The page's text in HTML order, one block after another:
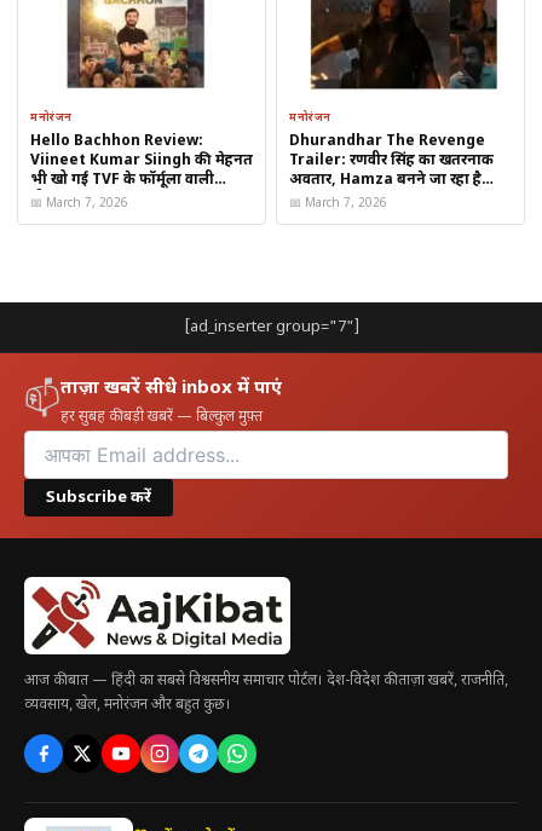
ऑपरेशन सिंदूर के बाद बदली रणनीति
अत्याधुनिक हथियारों का प्रदर्शन
दुनिया को साफ संदेश
राष्ट्रीय गौरव का प्रतीक
मनोरंजन
Hello Bachhon Review:
Viineet Kumar Siingh की मेहनत
भी खो गई TVF के फॉर्मूला वाली
नीरसता में
📅 March 7, 2026
मनोरंजन
Dhurandhar The Revenge
Trailer: रणवीर सिंह का खतरनाक
अवतार, Hamza बनने जा रहा है
Lyari Town का नया Badshah
📅 March 7, 2026
[ad_inserter group="7"]
📫ताज़ा खबरें सीधे inbox में पाएं
हर सुबह की बड़ी खबरें — बिल्कुल मुफ़्त
Subscribe करें
आज की बात — हिंदी का सबसे विश्वसनीय समाचार पोर्टल। देश-विदेश की ताज़ा खबरें, राजनीति,
व्यवसाय, खेल, मनोरंजन और बहुत कुछ।